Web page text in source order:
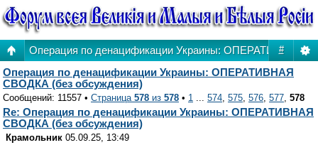
#
Операция по денацификации Украины: ОПЕРАТИВНАЯ
Операция по денацификации Украины: ОПЕРАТИВНАЯ
СВОДКА (без обсуждения)
Сообщений: 11557 • Страница 578 из 578 • 1 574 575 576 577 578
Re: Операция по денацификации Украины: ОПЕРАТИВНАЯ
СВОДКА (без обсуждения)
Крамольник 05.09.25, 13:49